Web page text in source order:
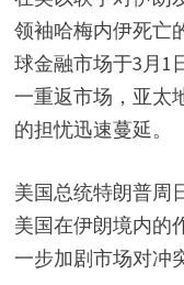
领袖哈梅内伊死亡
球金融市场于3月1
一重返市场，亚太
的担忧迅速蔓延。
美国总统特朗普周
美国在伊朗境内的
一步加剧市场对冲